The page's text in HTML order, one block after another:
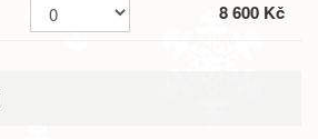
8 600 Kč